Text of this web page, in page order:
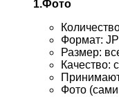
1.Фото
Формат:
Размер:
Качество:
Фото